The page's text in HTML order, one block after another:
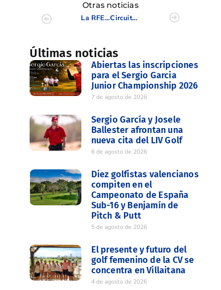
Otras noticias
La RFEG anima a celebrar el Día de la mujer golfista
Circuito de 5ª Categoría y Campos 9 Hoyos Executive en Puig Campana Golf
Últimas noticias
Abiertas las inscripciones
para el Sergio Garcia
Junior Championship 2026
7 de agosto de 2026
Sergio García y Josele
Ballester afrontan una
nueva cita del LIV Golf
6 de agosto de 2026
Diez golfistas valencianos
compiten en el
Campeonato de España
Sub-16 y Benjamín de
Pitch & Putt
5 de agosto de 2026
El presente y futuro del
golf femenino de la CV se
concentra en Villaitana
4 de agosto de 2026